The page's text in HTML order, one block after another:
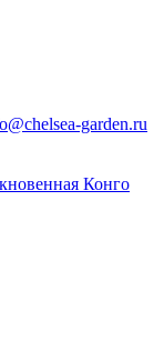
garden.ru
Конго